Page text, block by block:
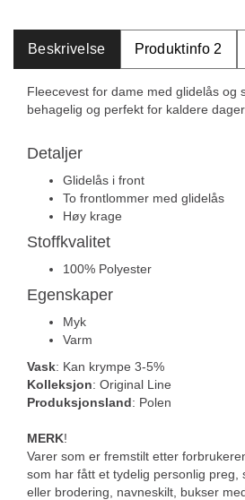
Beskrivelse Produktinfo 2
Fleecevest for dame med glidelås og
behagelig og perfekt for kaldere dager.
Detaljer
Glidelås i front
To frontlommer med glidelås
Høy krage
Stoffkvalitet
100% Polyester
Egenskaper
Myk
Varm
Vask: Kan krympe 3-5%
Kolleksjon: Original Line
Produksjonsland: Polen
MERK!
Varer som er fremstilt etter
som har fått et tydelig personlig preg,
eller brodering, navneskilt, bukser